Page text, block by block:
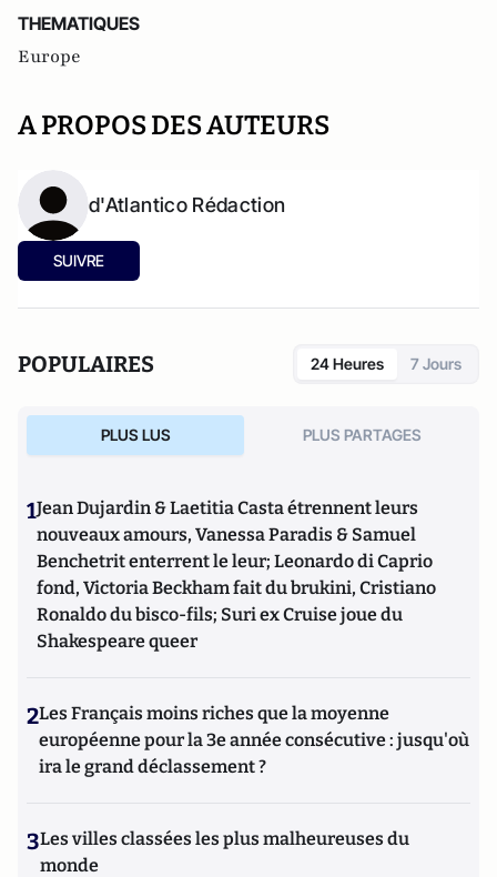
THEMATIQUES
Europe
A PROPOS DES AUTEURS
d'Atlantico Rédaction
SUIVRE
POPULAIRES 24 Heures 7 Jours
PLUS LUS PLUS PARTAGES
1Jean Dujardin & Laetitia Casta étrennent leurs
nouveaux amours, Vanessa Paradis & Samuel
Benchetrit enterrent le leur; Leonardo di Caprio
fond, Victoria Beckham fait du brukini, Cristiano
Ronaldo du bisco-fils; Suri ex Cruise joue du
Shakespeare queer
2Les Français moins riches que la moyenne
européenne pour la 3e année consécutive : jusqu'où
ira le grand déclassement ?
3Les villes classées les plus malheureuses du
monde